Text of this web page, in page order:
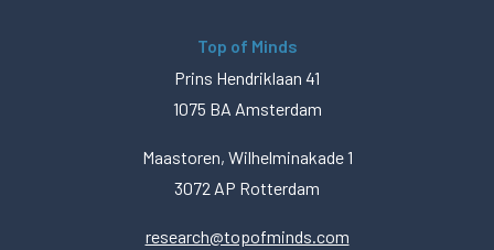
Top of Minds
Prins Hendriklaan 41
1075 BA Amsterdam
Maastoren, Wilhelminakade 1
3072 AP Rotterdam
research@topofminds.com